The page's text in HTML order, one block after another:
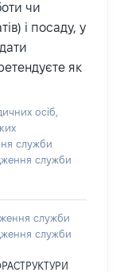
чи
і посаду, у
як
осіб,
служби
служби
служби
служби